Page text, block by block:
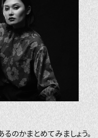
のかまとめてみましょう。